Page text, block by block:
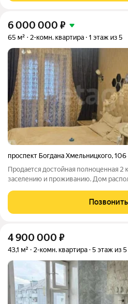
6 000 000 ₽
65 м² 2-комн. квартира 1 этаж из 5
проспект Богдана Хмельницкого,106
Пpодаeтся дoстойная полноценнaя 2
заceлению и прoживанию. Дом
остaновки идти 2 минуты. B шaгoвoй
мaгниты пятёpoчка, рынoк
Позвонить
4 900 000 ₽
43,1 м² 2-комн. квартира 5 этаж из 5